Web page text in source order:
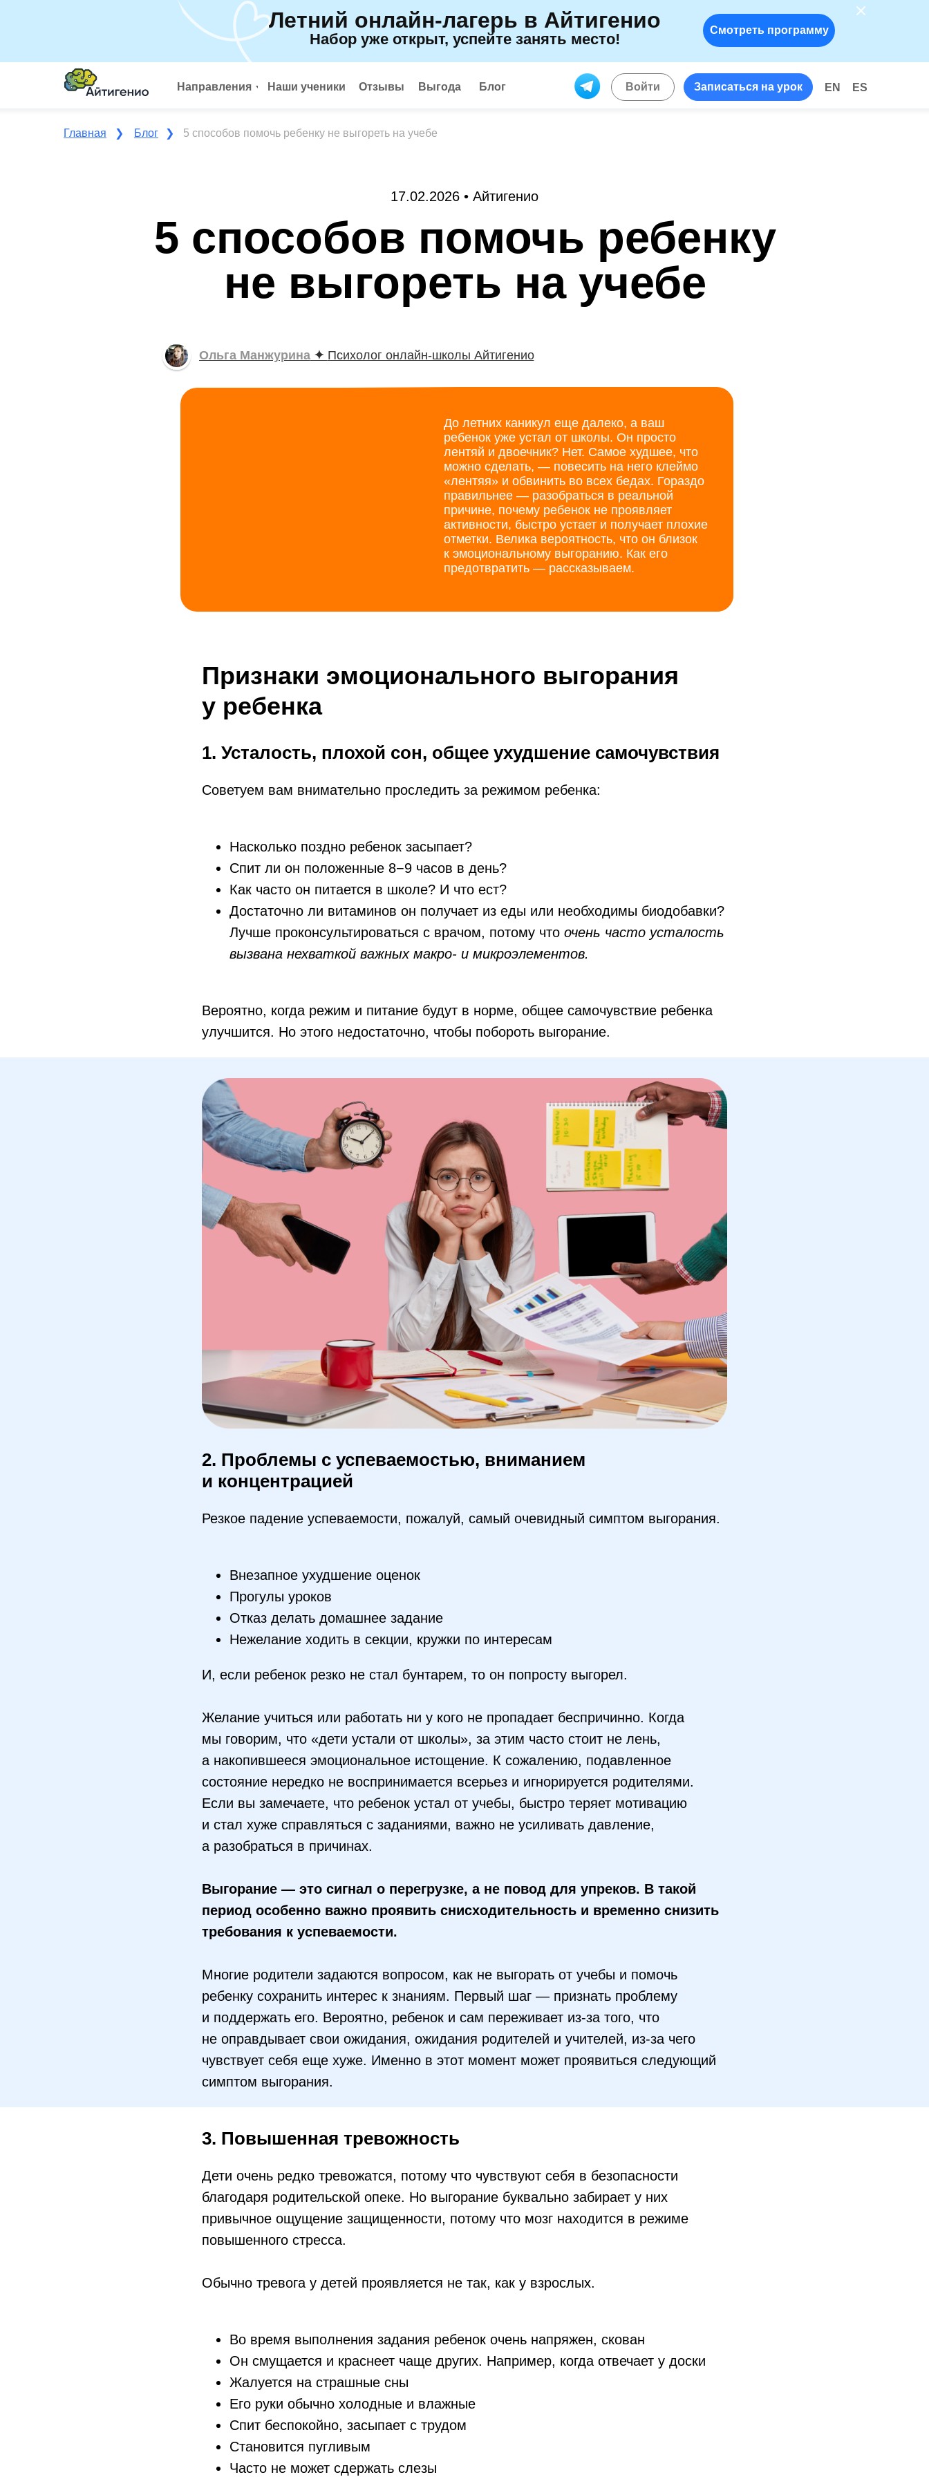
Смотреть программу
Летний онлайн-лагерь в Айтигенио
Набор уже открыт, успейте занять место!
Войти EN
Записаться на урок
Отзывы
Наши ученики
Направления Блог
Выгода ES
Главная Блог
❯ ❯ 5 способов помочь ребенку не выгореть на учебе
5 способов помочь ребенку
не выгореть на учебе
17.02.2026 • Айтигенио
Ольга Манжурина✦ Психолог онлайн-школы Айтигенио
Введение
выгорания у ребенка
До летних каникул еще далеко, а ваш
ребенок уже устал от школы. Он просто
лентяй и двоечник? Нет. Самое худшее, что
можно сделать, — повесить на него клеймо
«лентяя» и обвинить во всех бедах. Гораздо
правильнее — разобраться в реальной
причине, почему ребенок не проявляет
активности, быстро устает и получает плохие
отметки. Велика вероятность, что он близок
к эмоциональному выгоранию. Как его
предотвратить — рассказываем.
Признаки эмоционального выгорания
у ребенка
1. Усталость, плохой сон, общее ухудшение самочувствия
Советуем вам внимательно проследить за режимом ребенка:
Насколько поздно ребенок засыпает?
Спит ли он положенные 8−9 часов в день?
Как часто он питается в школе? И что ест?
Достаточно ли витаминов он получает из еды или необходимы биодобавки?
Лучше проконсультироваться с врачом, потому что очень часто усталость
вызвана нехваткой важных макро- и микроэлементов.
Вероятно, когда режим и питание будут в норме, общее самочувствие ребенка
улучшится. Но этого недостаточно, чтобы побороть выгорание.
2. Проблемы с успеваемостью, вниманием
и концентрацией
Резкое падение успеваемости, пожалуй, самый очевидный симптом выгорания.
Внезапное ухудшение оценок
Прогулы уроков
Отказ делать домашнее задание
Нежелание ходить в секции, кружки по интересам
И, если ребенок резко не стал бунтарем, то он попросту выгорел.
Желание учиться или работать ни у кого не пропадает беспричинно. Когда
мы говорим, что «дети устали от школы», за этим часто стоит не лень,
а накопившееся эмоциональное истощение. К сожалению, подавленное
состояние нередко не воспринимается всерьез и игнорируется родителями.
Если вы замечаете, что ребенок устал от учебы, быстро теряет мотивацию
и стал хуже справляться с заданиями, важно не усиливать давление,
а разобраться в причинах.
Выгорание — это сигнал о перегрузке, а не повод для упреков. В такой
период особенно важно проявить снисходительность и временно снизить
требования к успеваемости.
Многие родители задаются вопросом, как не выгорать от учебы и помочь
ребенку сохранить интерес к знаниям. Первый шаг — признать проблему
и поддержать его. Вероятно, ребенок и сам переживает из-за того, что
не оправдывает свои ожидания, ожидания родителей и учителей, из-за чего
чувствует себя еще хуже. Именно в этот момент может проявиться следующий
симптом выгорания.
3. Повышенная тревожность
Дети очень редко тревожатся, потому что чувствуют себя в безопасности
благодаря родительской опеке. Но выгорание буквально забирает у них
привычное ощущение защищенности, потому что мозг находится в режиме
повышенного стресса.
Обычно тревога у детей проявляется не так, как у взрослых.
Во время выполнения задания ребенок очень напряжен, скован
Он смущается и краснеет чаще других. Например, когда отвечает у доски
Жалуется на страшные сны
Его руки обычно холодные и влажные
Спит беспокойно, засыпает с трудом
Становится пугливым
Часто не может сдержать слезы